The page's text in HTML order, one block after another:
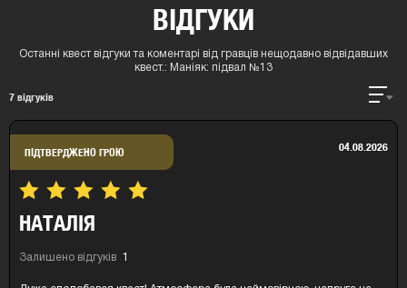
ВІДГУКИ
Останні квест відгуки та коментарі від гравців нещодавно відвідавших
квест.: Маніяк: підвал №13
7 відгуків
НАТАЛІЯ
Залишено відгуків 1
04.08.2026
ПІДТВЕРДЖЕНО ГРОЮ